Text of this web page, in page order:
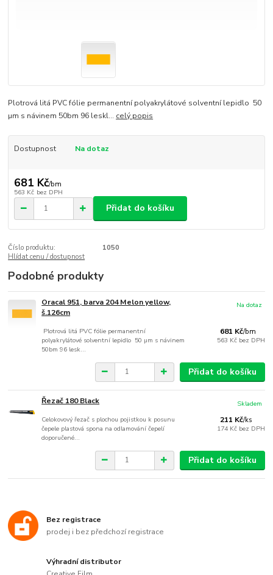
Plotrová litá PVC fólie permanentní polyakrylátové solventní lepidlo 50
µm s návinem 50bm 96 leskl... celý popis
Dostupnost Na dotaz
681 Kč/bm
563 Kč bez DPH
Přidat do košíku
Číslo produktu:
1050
Hlídat cenu / dostupnost
Podobné produkty
Oracal 951, barva 204 Melon yellow,
š.126cm
Plotrová litá PVC fólie permanentní
polyakrylátové solventní lepidlo 50 µm s návinem
50bm 96 lesk...
681 Kč/bm
563 Kč bez DPH
Na dotaz
Přidat do košíku
Řezač 180 Black
Celokovový řezač s plochou pojistkou k posunu
čepele plastová spona na odlamování čepelí
doporučené...
211 Kč/ks
174 Kč bez DPH
Skladem
Přidat do košíku
Bez registrace
prodej i bez předchozí registrace
Výhradní distributor